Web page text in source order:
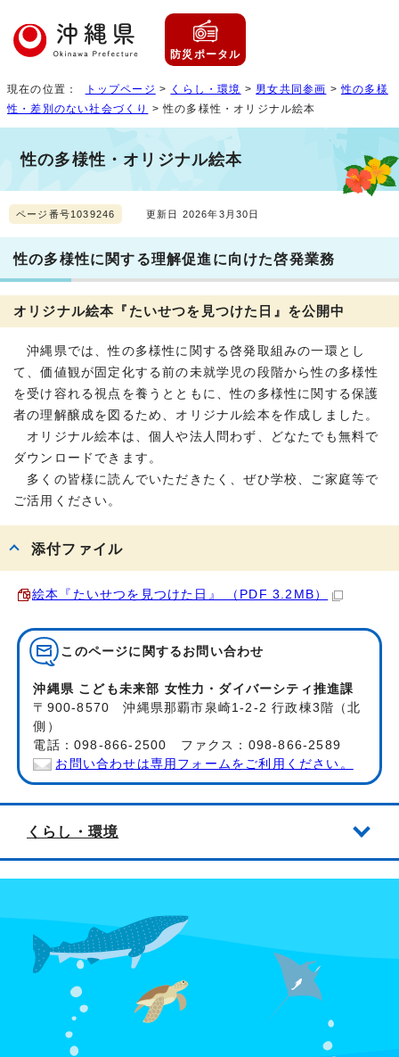
防災ポータル
現在の位置： トップページ > くらし・環境 > 男女共同参画 >性の多様
性・差別のない社会づくり
> 性の多様性・オリジナル絵本
性の多様性・オリジナル絵本
ページ番号1039246 更新日 2026年3月30日
性の多様性に関する理解促進に向けた啓発業務
オリジナル絵本『たいせつを見つけた日』を公開中
沖縄県では、性の多様性に関する啓発取組みの一環とし
て、価値観が固定化する前の未就学児の段階から性の多様性
を受け容れる視点を養うとともに、性の多様性に関する保護
者の理解醸成を図るため、オリジナル絵本を作成しました。
オリジナル絵本は、個人や法人問わず、どなたでも無料で
ダウンロードできます。
多くの皆様に読んでいただきたく、ぜひ学校、ご家庭等で
ご活用ください。
添付ファイル
絵本『たいせつを見つけた日』 （PDF 3.2MB）
このページに関する お問い合わせ
沖縄県 こども未来部 女性力・ダイバーシティ推進課
〒900-8570 沖縄県那覇市泉崎1-2-2 行政棟3階（北
側）
電話：098-866-2500 ファクス：098-866-2589
お問い合わせは専用フォームをご利用ください。
くらし・環境